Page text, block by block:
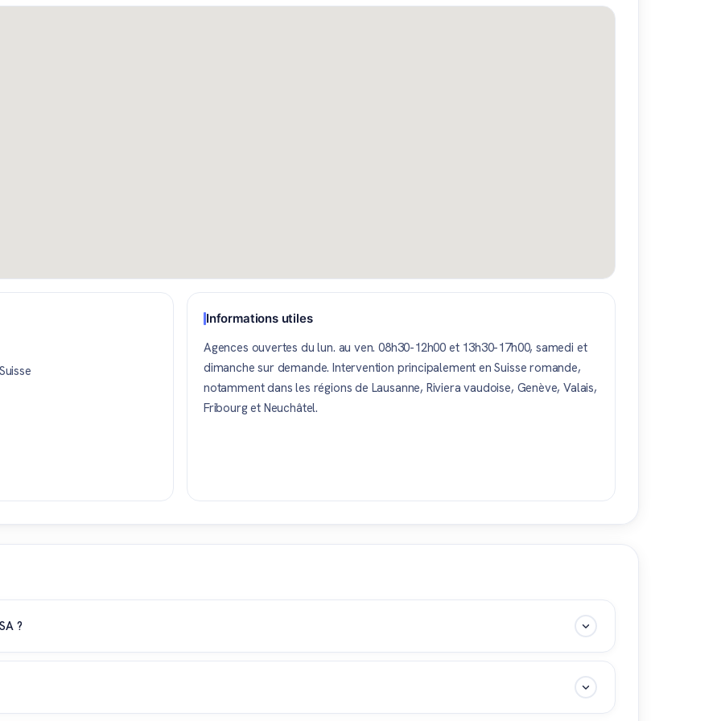
Informations utiles
Agences ouvertes du lun. au ven. 08h30-12h00 et 13h30-17h00, samedi et
dimanche sur demande. Intervention principalement en Suisse romande,
notamment dans les régions de Lausanne, Riviera vaudoise, Genève, Valais,
Fribourg et Neuchâtel.
?
et vente de biens, de gérance locative et d'administration de PPE, ainsi que l'estimation et la mise en valeur de